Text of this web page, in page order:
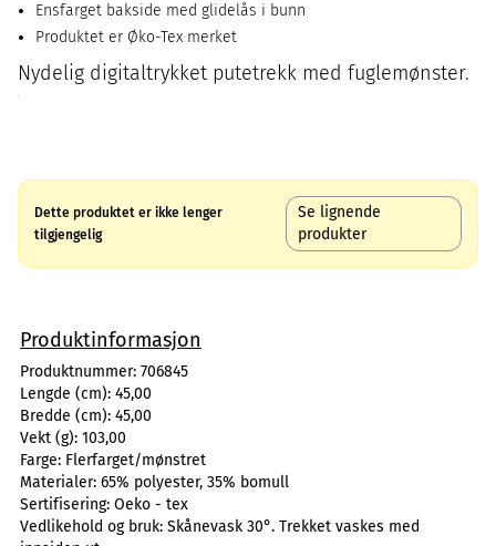
Ensfarget bakside med glidelås i bunn
Produktet er Øko-Tex merket
Nydelig digitaltrykket putetrekk med fuglemønster.
Dette produktet er ikke lenger
tilgjengelig
Se lignende
produkter
Produktinformasjon
Produktnummer: 706845
Lengde (cm): 45,00
Bredde (cm): 45,00
Vekt (g): 103,00
Farge: Flerfarget/mønstret
Materialer: 65% polyester, 35% bomull
Sertifisering: Oeko - tex
Vedlikehold og bruk: Skånevask 30°. Trekket vaskes med